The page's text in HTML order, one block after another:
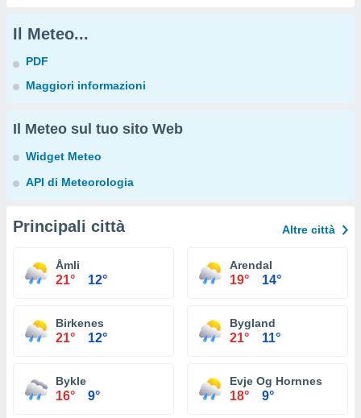
Il Meteo...
PDF
Maggiori informazioni
Il Meteo sul tuo sito Web
Widget Meteo
API di Meteorologia
Principali città Altre città
Åmli
21° 12°
Arendal
19° 14°
Birkenes
21° 12°
Bygland
21° 11°
Bykle
16° 9°
Evje Og Hornnes
18° 9°